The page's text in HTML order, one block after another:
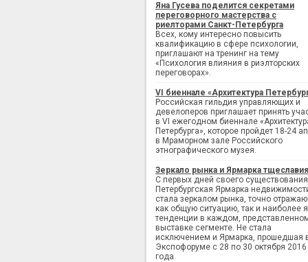
Яна Гусева поделится секретами
переговорного мастерства с
риелторами Санкт-Петербурга
Всех, кому интересно повысить
квалификацию в сфере психологии,
приглашают на тренинг на тему
«Психология влияния в риэлторских
переговорах».
VI биеннале «Архитектура
Российская гильдия управляющих и
девелоперов приглашает принять
в VI ежегодном биеннале
Петербурга», которое пройдет 18-24
в Мраморном зале Российского
этнографического музея.
Зеркало рынка и Ярмарка тщеславия
С первых дней своего существования
Петербургская Ярмарка
стала зеркалом рынка, точно
как общую ситуацию, так и наиболее
тенденции в каждом,
выставке сегменте. Не стала
исключением и Ярмарка, прошедшая
Экспофоруме с 28 по 30 октября 2016
года.